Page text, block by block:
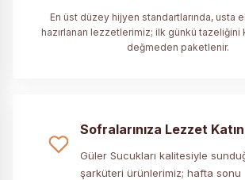
En üst düzey hijyen standartlarında, usta
hazırlanan lezzetlerimiz; ilk günkü tazeliğini
değmeden paketlenir.
Sofralarınıza Lezzet Katın
Güler Sucukları kalitesiyle
şarküteri ürünlerimiz; hafta sonu